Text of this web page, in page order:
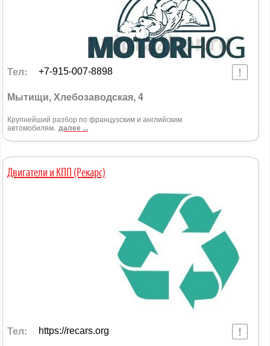
Тел: +7-915-007-8898
Мытищи, Хлебозаводская, 4
Крупнейший разбор по французским и английским
автомобилям. далее ...
Двигатели и КПП (Рекарс)
Тел: https://recars.org